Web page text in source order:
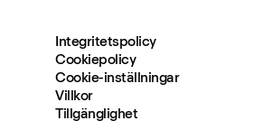
Integritetspolicy
Cookiepolicy
Cookie-inställningar
Villkor
Tillgänglighet